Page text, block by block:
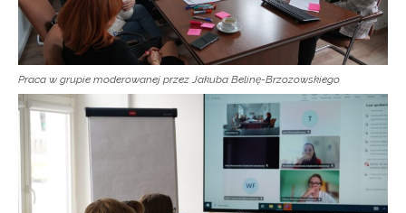
Praca w grupie moderowanej przez Jakuba Belinę-Brzozowskiego